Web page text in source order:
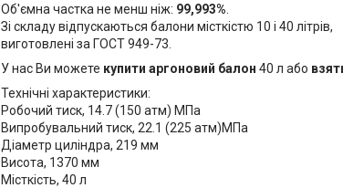
Об'ємна частка не менш ніж: 99,993%
Зі складу відпускаються балони місткістю 10 і 40 літрів,
виготовлені за ГОСТ 949-73.
У нас Ви можете купити аргоновий балон 40 л або
Технічні характеристики:
Робочий тиск, 14.7 (150 атм) МПа
Випробувальний тиск, 22.1 (225 атм)МПа
Діаметр циліндра, 219 мм
Висота, 1370 мм
Місткість, 40 л